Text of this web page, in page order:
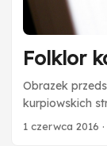
Folklor
Obrazek
kurpiowskich
wycięty w
1 czerwca 2016 ·